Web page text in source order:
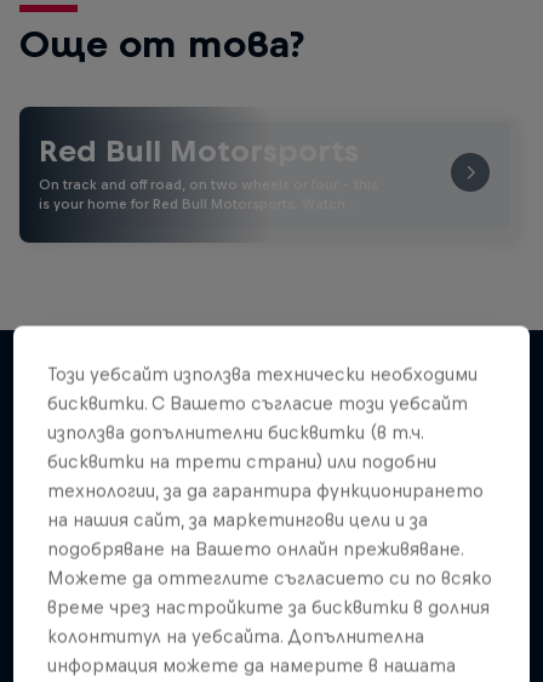
Още от това?
Red Bull Motorsports
On track and off road, on two wheels or four - this
is your home for Red Bull Motorsports. Watch …
Подобни
Този уебсайт използва технически необходими
бисквитки. С Вашето съгласие този уебсайт
използва допълнителни бисквитки (в т.ч.
бисквитки на трети страни) или подобни
технологии, за да гарантира функционирането
на нашия сайт, за маркетингови цели и за
подобряване на Вашето онлайн преживяване.
Можете да оттеглите съгласието си по всяко
време чрез настройките за бисквитки в долния
колонтитул на уебсайта. Допълнителна
информация можете да намерите в нашата